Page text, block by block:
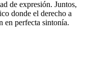
de expresión. Juntos,
donde el derecho a
en perfecta sintonía.